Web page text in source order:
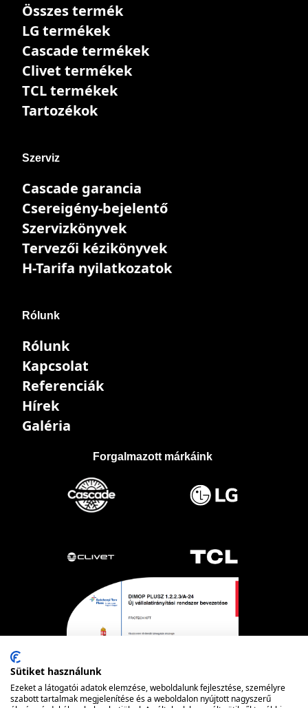
Összes termék
LG termékek
Cascade termékek
Clivet termékek
TCL termékek
Tartozékok
Szerviz
Cascade garancia
Csereigény-bejelentő
Szervizkönyvek
Tervezői kézikönyvek
H-Tarifa nyilatkozatok
Rólunk
Rólunk
Kapcsolat
Referenciák
Hírek
Galéria
Forgalmazott márkáink
Sütiket használunk
Ezeket a látogatói adatok elemzése, weboldalunk fejlesztése, személyre
szabott tartalmak megjelenítése és a weboldalon nyújtott nagyszerű